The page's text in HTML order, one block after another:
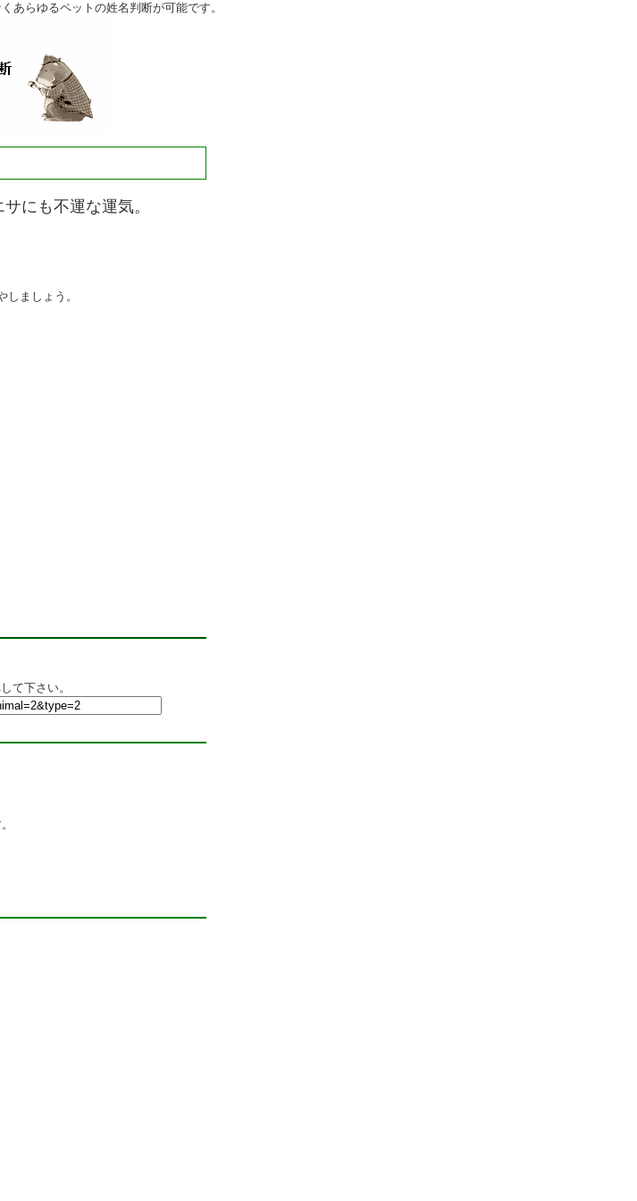
あらゆるペットの姓名判断が可能です。
にも不運な運気。
ましょう。
て下さい。